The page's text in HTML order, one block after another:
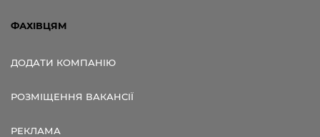
ФАХІВЦЯМ
ДОДАТИ КОМПАНІЮ
РОЗМІЩЕННЯ ВАКАНСІЇ
РЕКЛАМА